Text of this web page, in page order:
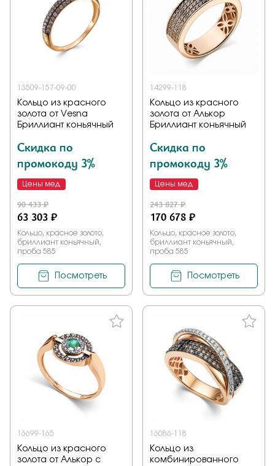
13509-157-09-00
Кольцо из красного
золота от Vesna
Бриллиант коньячный
Скидка по
промокоду 3%
Цены мед
90 433 ₽
63 303 ₽
Кольцо, красное золото,
бриллиант коньячный,
проба 585
Посмотреть
14299-118
Кольцо из красного
золота от Алькор
Бриллиант коньячный
Скидка по
промокоду 3%
Цены мед
243 827 ₽
170 678 ₽
Кольцо, красное золото,
бриллиант коньячный,
проба 585
Посмотреть
16699-165
Кольцо из красного
золота от Алькор с
16086-118
Кольцо из
комбинированного